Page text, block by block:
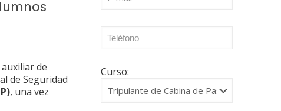
de
de Seguridad
, una vez
Curso: